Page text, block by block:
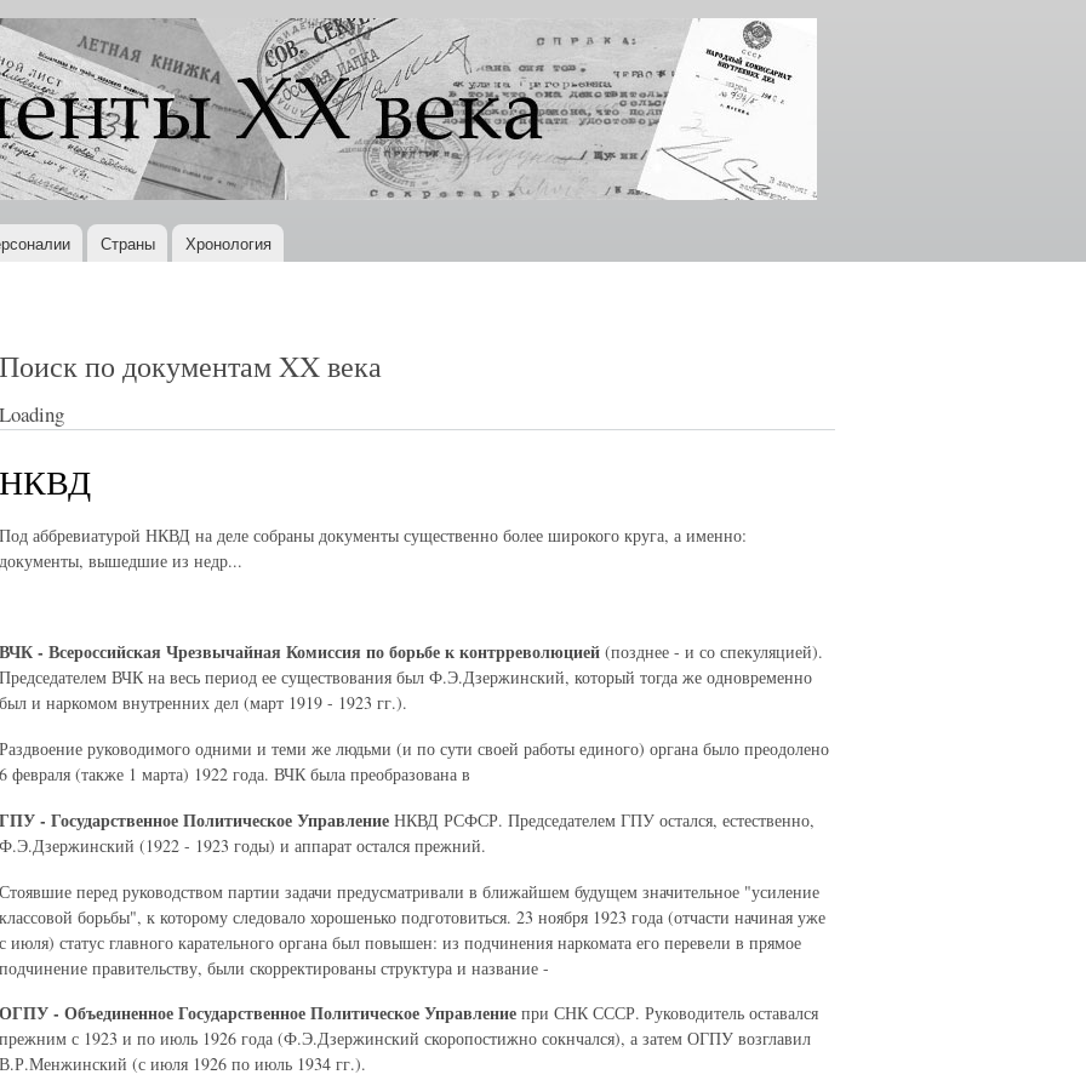
Перейти к
основному
содержанию
Страны Хронология
Поиск по документам XX века
Loading
НКВД
Под аббревиатурой НКВД на деле собраны документы существенно более широкого круга, а именно:
документы, вышедшие из недр...
ВЧК - Всероссийская Чрезвычайная Комиссия по борьбе к контрреволюцией (позднее - и со спекуляцией).
Председателем ВЧК на весь период ее существования был Ф.Э.Дзержинский, который тогда же одновременно
был и наркомом внутренних дел (март 1919 - 1923 гг.).
Раздвоение руководимого одними и теми же людьми (и по сути своей работы единого) органа было преодолено
6 февраля (также 1 марта) 1922 года. ВЧК была преобразована в
ГПУ - Государственное Политическое Управление НКВД РСФСР. Председателем ГПУ остался, естественно,
Ф.Э.Дзержинский (1922 - 1923 годы) и аппарат остался прежний.
Стоявшие перед руководством партии задачи предусматривали в ближайшем будущем значительное "усиление
классовой борьбы", к которому следовало хорошенько подготовиться. 23 ноября 1923 года (отчасти начиная уже
с июля) статус главного карательного органа был повышен: из подчинения наркомата его перевели в прямое
подчинение правительству, были скорректированы структура и название -
ОГПУ - Объединенное Государственное Политическое Управление при СНК СССР. Руководитель оставался
прежним с 1923 и по июль 1926 года (Ф.Э.Дзержинский скоропостижно сокнчался), а затем ОГПУ возглавил
В.Р.Менжинский (с июля 1926 по июль 1934 гг.).